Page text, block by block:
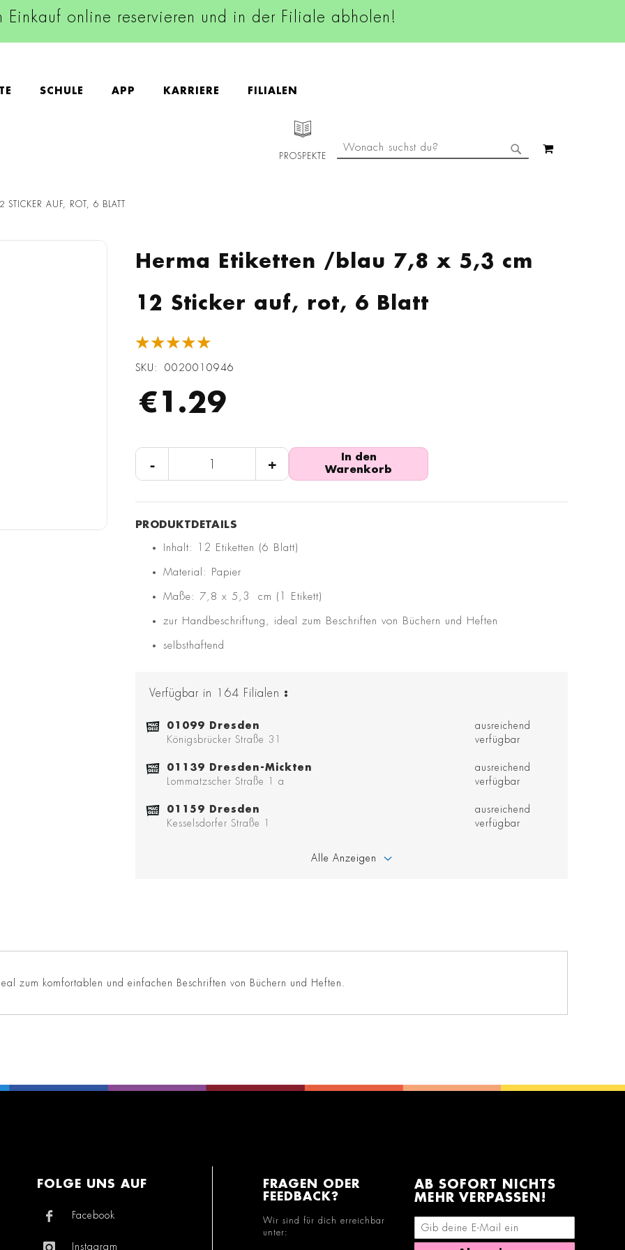
Einkauf online reservieren und in der Filiale abholen!
SCHULE APP KARRIERE FILIALEN
PROSPEKTE
SUCHE
AUF, ROT, 6 BLATT
Herma Etiketten /blau 7,8 x 5,3 cm
12 Sticker auf, rot, 6 Blatt
★★★★★
SKU 0020010946
€1.29
- +
In den
Warenkorb
Inhalt: 12 Etiketten (6 Blatt)
Material: Papier
Maße: 7,8 x 5,3 cm (1 Etikett)
zur Handbeschriftung, ideal zum Beschriften von Büchern und Heften
selbsthaftend
Verfügbar in 164 Filialen :
01099 Dresden
Königsbrücker Straße 31
ausreichend
verfügbar
01139 Dresden-Mickten
Lommatzscher Straße 1 a
ausreichend
verfügbar
01159 Dresden
Kesselsdorfer Straße 1
ausreichend
verfügbar
Alle Anzeigen
zum komfortablen und einfachen Beschriften von Büchern und Heften.
FOLGE UNS AUF
Facebook
Instagram
FRAGEN ODER
FEEDBACK?
Wir sind für dich erreichbar
unter:
AB SOFORT NICHTS
MEHR VERPASSEN!
E-Mail-Adresse eingeben